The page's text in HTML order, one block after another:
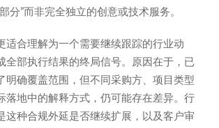
分”而非完全独立的创意或技术服务。
适合理解为一个需要继续跟踪的行业动
全部执行结果的终局信号。原因在于，已
明确覆盖范围，但不同采购方、项目类型
落地中的解释方式，仍可能存在差异。行
这种合规外延是否继续扩展，以及客户审